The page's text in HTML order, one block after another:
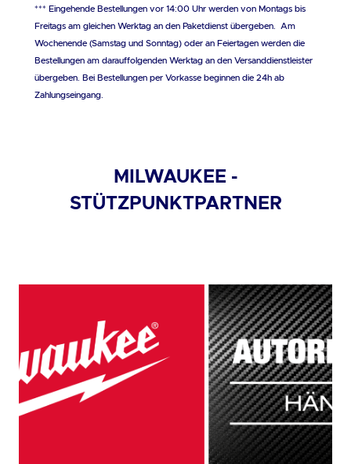
*** Eingehende Bestellungen vor 14:00 Uhr werden von Montags bis
Freitags am gleichen Werktag an den Paketdienst übergeben. Am
Wochenende (Samstag und Sonntag) oder an Feiertagen werden die
Bestellungen am darauffolgenden Werktag an den Versanddienstleister
übergeben. Bei Bestellungen per Vorkasse beginnen die 24h ab
Zahlungseingang.
MILWAUKEE -
STÜTZPUNKTPARTNER